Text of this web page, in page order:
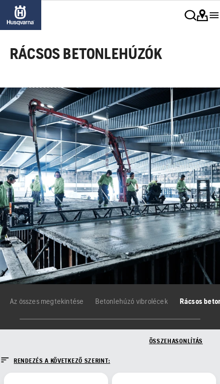
RÁCSOS BETONLEHÚZÓK
Az összes megtekintése Betonlehúzó vibrolécek Rácsos
ÖSSZEHASONLÍTÁS
RENDEZÉS A KÖVETKEZŐ SZERINT: